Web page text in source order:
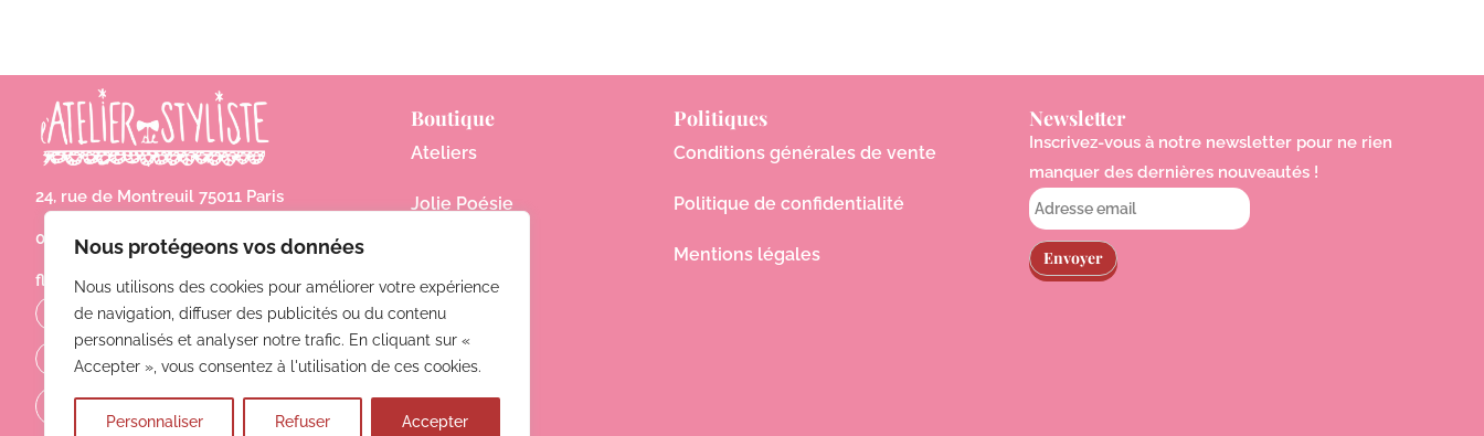
Nous protégeons vos données
Nous utilisons des cookies pour améliorer votre expérience
de navigation, diffuser des publicités ou du contenu
personnalisés et analyser notre trafic. En cliquant sur «
Accepter », vous consentez à l'utilisation de ces cookies.
Personnaliser Refuser Accepter
24, rue de Montreuil 75011 Paris
06 62 15 01 76
flanelleparis@gmail.com
L'atelier de styliste
Jolie Poésie
Boutique
Ateliers
Jolie Poésie
Contact
Politiques
Conditions générales de vente
Politique de confidentialité
Mentions légales
Newsletter
Inscrivez-vous à notre newsletter pour ne rien
manquer des dernières nouveautés !